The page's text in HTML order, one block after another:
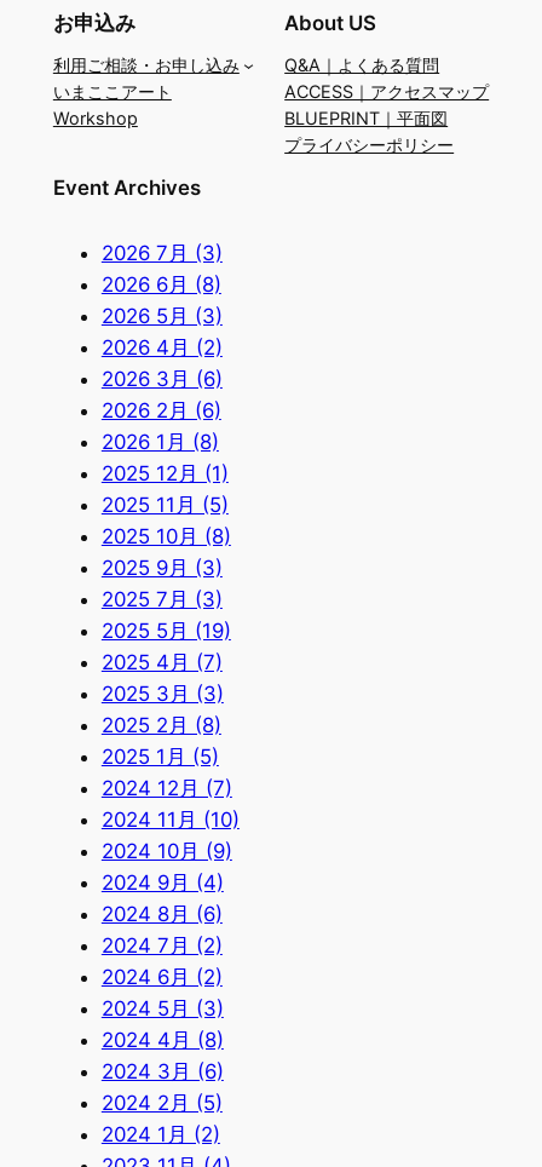
お申込み
利用ご相談・お申し込み
いまここアート
Workshop
About US
Q&A｜よくある質問
ACCESS｜アクセスマップ
BLUEPRINT｜平面図
プライバシーポリシー
Event Archives
2026 7月 (3)
2026 6月 (8)
2026 5月 (3)
2026 4月 (2)
2026 3月 (6)
2026 2月 (6)
2026 1月 (8)
2025 12月 (1)
2025 11月 (5)
2025 10月 (8)
2025 9月 (3)
2025 7月 (3)
2025 5月 (19)
2025 4月 (7)
2025 3月 (3)
2025 2月 (8)
2025 1月 (5)
2024 12月 (7)
2024 11月 (10)
2024 10月 (9)
2024 9月 (4)
2024 8月 (6)
2024 7月 (2)
2024 6月 (2)
2024 5月 (3)
2024 4月 (8)
2024 3月 (6)
2024 2月 (5)
2024 1月 (2)